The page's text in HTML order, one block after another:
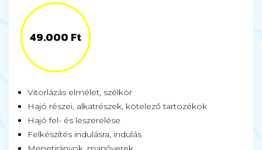
49.000 Ft
Vitorlázás elmélet, szélkör
Hajó részei, alkatrészek, kötelező tartozékok
Hajó fel- és leszerelése
Felkészítés indulásra, indulás